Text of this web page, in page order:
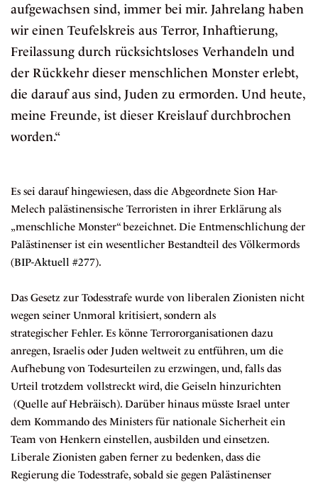
aufgewachsen sind, immer bei mir. Jahrelang haben
wir einen Teufelskreis aus Terror, Inhaftierung,
Freilassung durch rücksichtsloses Verhandeln und
der Rückkehr dieser menschlichen Monster erlebt,
die darauf aus sind, Juden zu ermorden. Und heute,
meine Freunde, ist dieser Kreislauf durchbrochen
worden.“
Es sei darauf hingewiesen, dass die Abgeordnete Sion Har-
Melech palästinensische Terroristen in ihrer Erklärung als
„menschliche Monster“ bezeichnet. Die Entmenschlichung der
Palästinenser ist ein wesentlicher Bestandteil des Völkermords
(BIP-Aktuell #277).
Das Gesetz zur Todesstrafe wurde von liberalen Zionisten nicht
wegen seiner Unmoral kritisiert, sondern als
strategischer Fehler. Es könne Terrororganisationen dazu
anregen, Israelis oder Juden weltweit zu entführen, um die
Aufhebung von Todesurteilen zu erzwingen, und, falls das
Urteil trotzdem vollstreckt wird, die Geiseln hinzurichten
(Quelle aufHebräisch). Darüber hinaus müsste Israel unter
dem Kommando des Ministers für nationale Sicherheit ein
Team von Henkern einstellen, ausbilden und einsetzen.
Liberale Zionisten gaben ferner zu bedenken, dass die
Regierung die Todesstrafe, sobald sie gegen Palästinenser